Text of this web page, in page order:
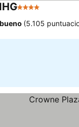
4 Estrellas
(5.105